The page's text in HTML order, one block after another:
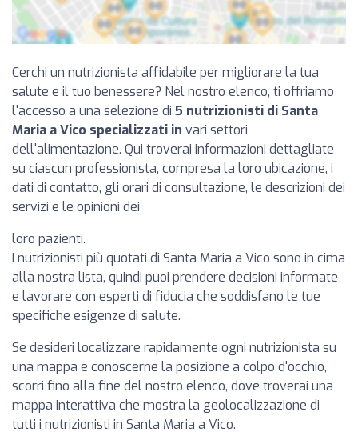
Cerchi un nutrizionista affidabile per migliorare la tua
salute e il tuo benessere? Nel nostro elenco, ti offriamo
l'accesso a una selezione di 5 nutrizionisti di Santa
Maria a Vico specializzati in vari settori
dell'alimentazione. Qui troverai informazioni dettagliate
su ciascun professionista, compresa la loro ubicazione, i
dati di contatto, gli orari di consultazione, le descrizioni dei
servizi e le opinioni dei
loro pazienti.
I nutrizionisti più quotati di Santa Maria a Vico sono in cima
alla nostra lista, quindi puoi prendere decisioni informate
e lavorare con esperti di fiducia che soddisfano le tue
specifiche esigenze di salute.
Se desideri localizzare rapidamente ogni nutrizionista su
una mappa e conoscerne la posizione a colpo d'occhio,
scorri fino alla fine del nostro elenco, dove troverai una
mappa interattiva che mostra la geolocalizzazione di
tutti i nutrizionisti in Santa Maria a Vico.